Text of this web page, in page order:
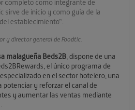
completo como integrante de
sirve de inicio y como guía de la
establecimiento”.
y director general de Foodtic.
malagueña Beds2B, dispone de una
el único programa de
en el sector hotelero, una
y reforzar el canal de
y aumentar las ventas mediante